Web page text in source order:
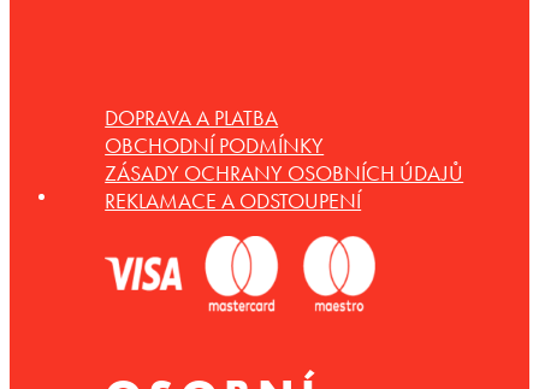
DOPRAVA A PLATBA
OBCHODNÍ PODMÍNKY
ZÁSADY OCHRANY OSOBNÍCH ÚDAJŮ
REKLAMACE A ODSTOUPENÍ